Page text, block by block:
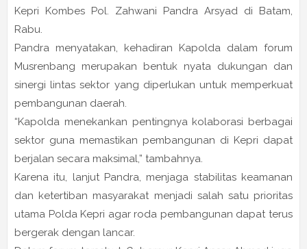
Kepri Kombes Pol. Zahwani Pandra Arsyad di Batam,
Rabu.
Pandra menyatakan, kehadiran Kapolda dalam forum
Musrenbang merupakan bentuk nyata dukungan dan
sinergi lintas sektor yang diperlukan untuk memperkuat
pembangunan daerah.
“Kapolda menekankan pentingnya kolaborasi berbagai
sektor guna memastikan pembangunan di Kepri dapat
berjalan secara maksimal,” tambahnya.
Karena itu, lanjut Pandra, menjaga stabilitas keamanan
dan ketertiban masyarakat menjadi salah satu prioritas
utama Polda Kepri agar roda pembangunan dapat terus
bergerak dengan lancar.